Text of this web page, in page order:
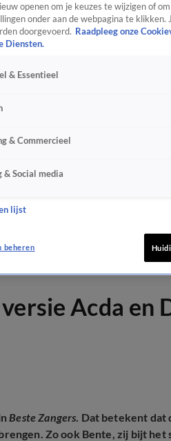
Acda en
Beste Zangers. Dat betekent dat
Zo ook Bente, zij bijt het
openen om je keuzes te wijzigen of
onder aan de webpagina te klikken.
doorgevoerd. Raadpleeg onze
Diensten.
& Essentieel
& Commercieel
& Social media
lijst
beheren